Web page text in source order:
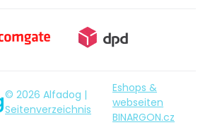
© 2026 Alfadog |
Seitenverzeichnis
Eshops &
webseiten
BINARGON.cz